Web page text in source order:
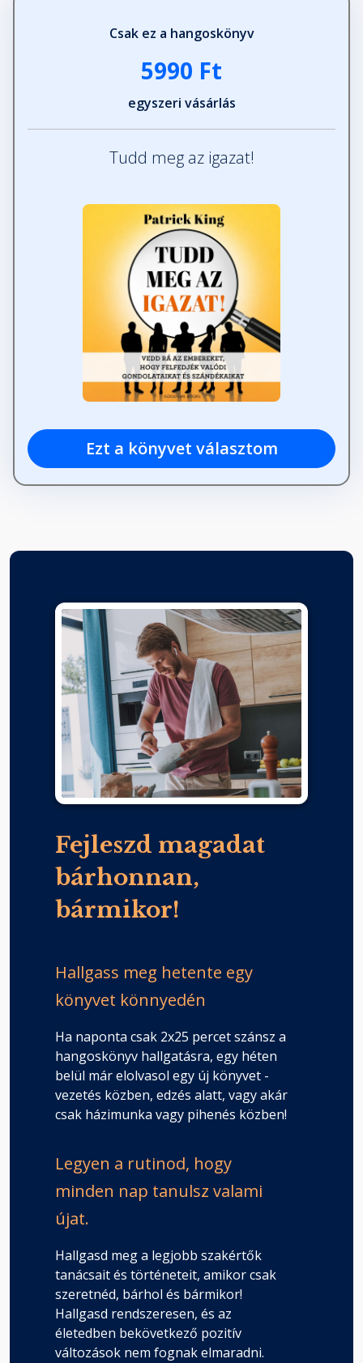
Csak ez a hangoskönyv
5990 Ft
egyszeri vásárlás
Tudd meg az igazat!
Ezt a könyvet választom
Fejleszd magadat
bárhonnan,
bármikor!
Hallgass meg hetente egy
könyvet könnyedén
Ha naponta csak 2x25 percet szánsz a
hangoskönyv hallgatásra, egy héten
belül már elolvasol egy új könyvet -
vezetés közben, edzés alatt, vagy akár
csak házimunka vagy pihenés közben!
Legyen a rutinod, hogy
minden nap tanulsz valami
újat.
Hallgasd meg a legjobb szakértők
tanácsait és történeteit, amikor csak
szeretnéd, bárhol és bármikor!
Hallgasd rendszeresen, és az
életedben bekövetkező pozitív
változások nem fognak elmaradni.